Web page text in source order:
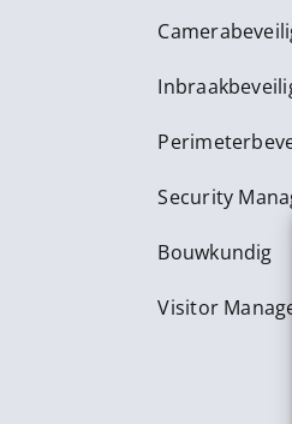
Security
Bouwkundig
Visitor